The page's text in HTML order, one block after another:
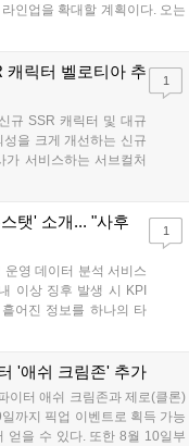
인업을 확대할 계획이다. 오는
급하는 오픈 기념 이벤트도 진
에게 새로운 경험을 제공할 것
캐릭터 벨로티아 추
규 SSR 캐릭터 및 대규
을 크게 개선하는 신규
가 서비스하는 서브컬처
개설하고 신규 캐릭터
1
탯' 소개... "사후
영 데이터 분석 서비스
이상 징후 발생 시 KPI
어진 정보를 하나의 타
록 돕는 관제 허브입니
환하며 데이터 기반의 효
1
'애쉬 크림존' 추가
이터 애쉬 크림존과 제로(클론)
까지 픽업 이벤트로 획득 가능
얻을 수 있다. 또한 8월 10일부